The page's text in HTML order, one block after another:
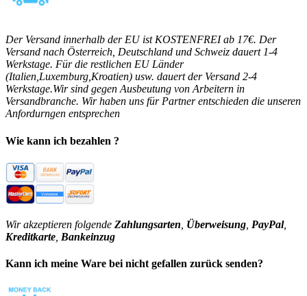
Der Versand innerhalb der EU ist KOSTENFREI ab 17€. Der
Versand nach Österreich, Deutschland und Schweiz dauert 1-4
Werkstage. Für die restlichen EU Länder
(Italien,Luxemburg,Kroatien) usw. dauert der Versand 2-4
Werkstage.Wir sind gegen Ausbeutung von Arbeitern in
Versandbranche. Wir haben uns für Partner entschieden die unseren
Anfordurngen entsprechen
Wie kann ich bezahlen ?
Wir akzeptieren folgende Zahlungsarten Überweisung PayPal,
Kreditkarte Bankeinzug
Kann ich meine Ware bei nicht gefallen zurück senden?